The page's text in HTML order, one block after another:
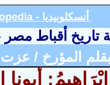
- أنسكلوبيديا
تاريخ أقباط مصر
بقلم المؤرخ /